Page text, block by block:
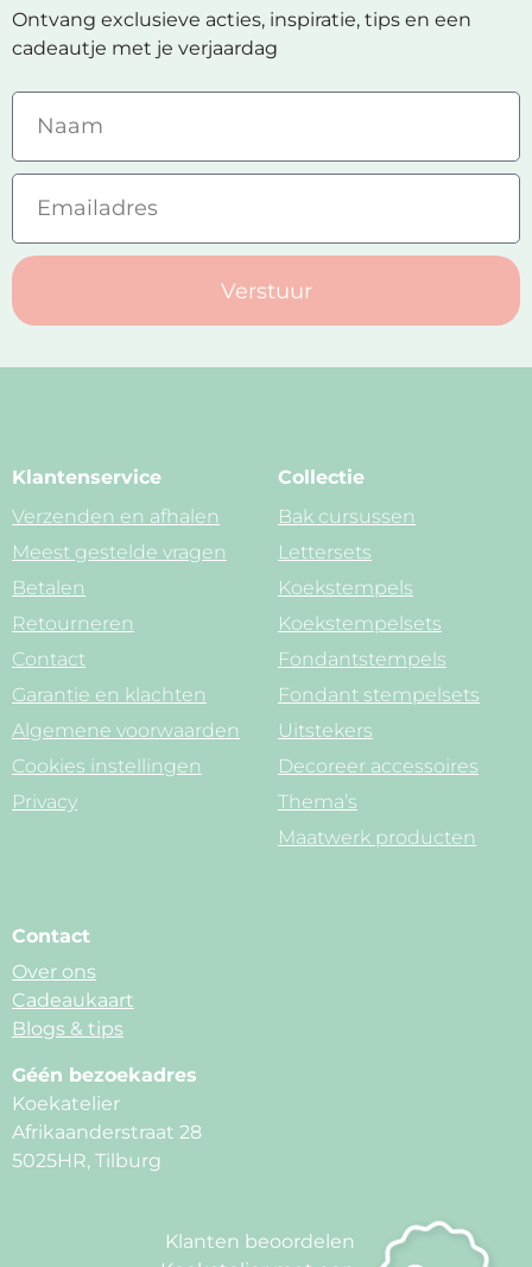
Ontvang exclusieve acties, inspiratie, tips en een
cadeautje met je verjaardag
Verstuur
Klantenservice
Verzenden en afhalen
Meest gestelde vragen
Betalen
Retourneren
Contact
Garantie en klachten
Algemene voorwaarden
Cookies instellingen
Privacy
Collectie
Bak cursussen
Lettersets
Koekstempels
Koekstempelsets
Fondantstempels
Fondant stempelsets
Uitstekers
Decoreer accessoires
Thema’s
Maatwerk producten
Contact
Over ons
Cadeaukaart
Blogs & tips
Géén bezoekadres
Koekatelier
Afrikaanderstraat 28
5025HR, Tilburg
Klanten beoordelen